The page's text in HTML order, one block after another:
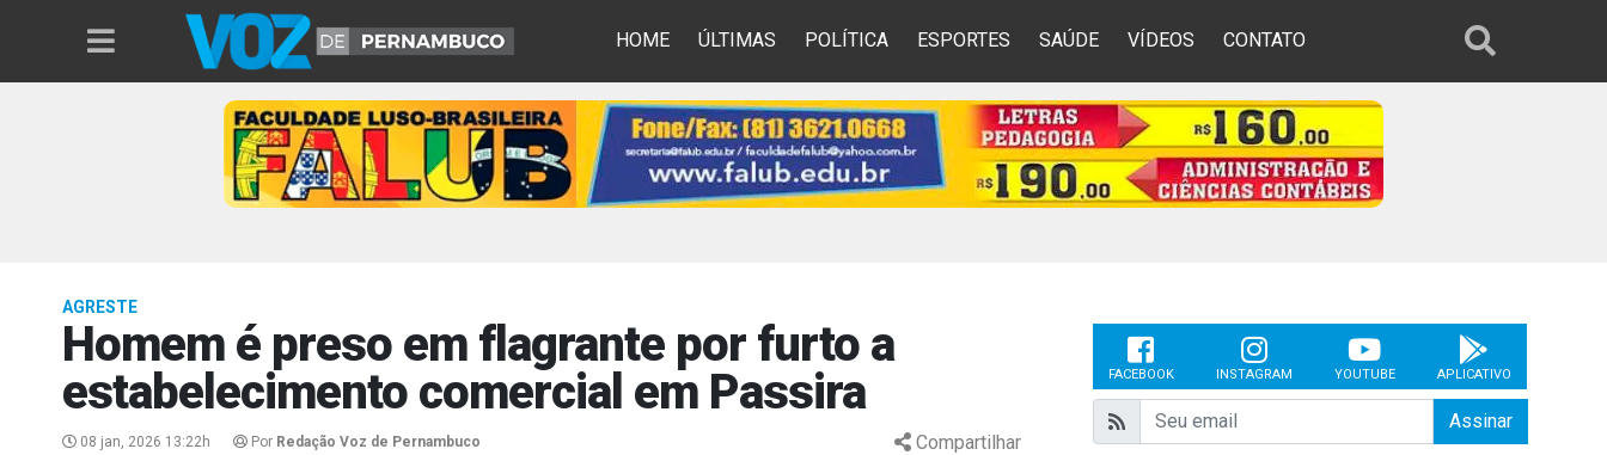
HOME ÚLTIMAS POLÍTICA ESPORTES SAÚDE VÍDEOS CONTATO
AGRESTE
Homem é preso em flagrante por furto a
estabelecimento comercial em Passira
08 jan, 2026 13:22h Por Redação Voz de Pernambuco Compartilhar
FACEBOOK INSTAGRAM YOUTUBE APLICATIVO
Assinar